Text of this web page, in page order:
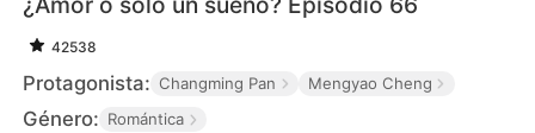
42538
Protagonista: Changming Pan Mengyao Cheng
Género: Romántica